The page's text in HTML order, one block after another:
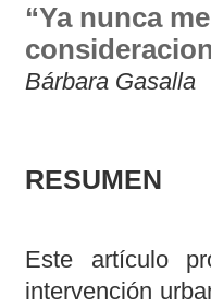
“Ya nunca
Bárbara Gasalla
RESUMEN
Este artículo
intervención